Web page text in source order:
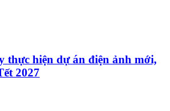
thực hiện dự án điện ảnh mới,
2027